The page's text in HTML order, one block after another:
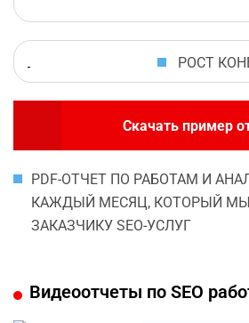
РОСТ
Скачать пример
PDF-ОТЧЕТ ПО РАБОТАМ И
КАЖДЫЙ МЕСЯЦ, КОТОРЫЙ
ЗАКАЗЧИКУ SEO-УСЛУГ
Видеоотчеты по SEO